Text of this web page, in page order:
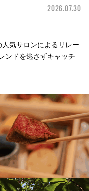
2026.07.30
気サロンによるリレー
ンドを逃さずキャッチ